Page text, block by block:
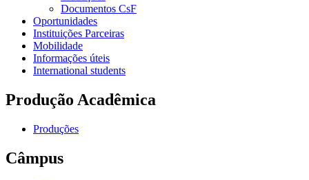
Documentos CsF
Oportunidades
Instituições Parceiras
Mobilidade
Informações úteis
International students
Produção Acadêmica
Produções
Câmpus